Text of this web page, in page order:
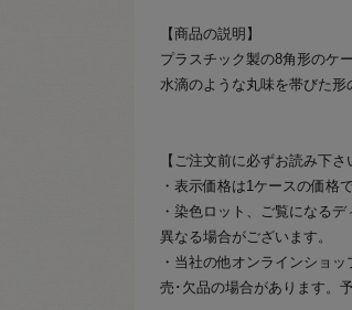
【商品の説明】
プラスチック製の8角形のケ
水滴のような丸味を帯びた形
【ご注文前に必ずお読み下さ
・表示価格は1ケースの価格で
・染色ロット、ご覧になる
異なる場合がございます。
・当社の他オンラインショ
売･欠品の場合があります。